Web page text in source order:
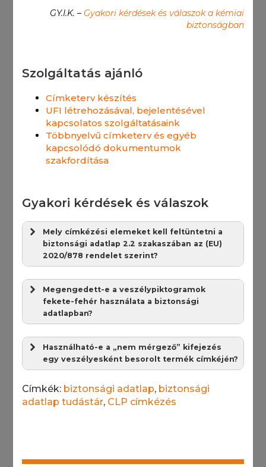
GY.I.K. – Gyakori kérdések és válaszok a kémiai
biztonságban
Szolgáltatás ajánló
Címketerv készítés
UFI létrehozásával, bejelentésével
kapcsolatos szolgáltatásaink
Többnyelvű címketerv és egyéb
kapcsolódó dokumentumok
szakfordítása
Gyakori kérdések és válaszok
Mely címkézési elemeket kell feltüntetni a
biztonsági adatlap 2.2 szakaszában az (EU)
2020/878 rendelet szerint?
Megengedett-e a veszélypiktogramok
fekete-fehér használata a biztonsági
adatlapban?
Használható-e a „nem mérgező” kifejezés
egy veszélyesként besorolt termék címkéjén?
Címkék: biztonsági adatlap, biztonsági
adatlap tudástár, CLP címkézés